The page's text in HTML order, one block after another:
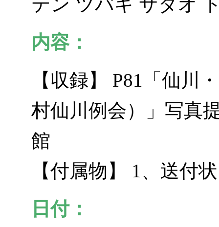
テン ツバキ サダオ
内容：
【収録】 P81「仙川
村仙川例会）」写真
館
【付属物】 1、送付
日付：